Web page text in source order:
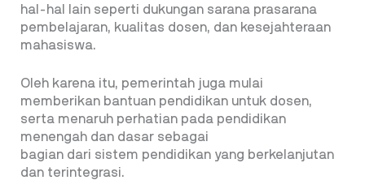
hal-hal lain seperti dukungan sarana prasarana
pembelajaran, kualitas dosen, dan kesejahteraan
mahasiswa.
Oleh karena itu, pemerintah juga mulai
memberikan bantuan pendidikan untuk dosen,
serta menaruh perhatian pada pendidikan
menengah dan dasar sebagai
bagian dari sistem pendidikan yang berkelanjutan
dan terintegrasi.